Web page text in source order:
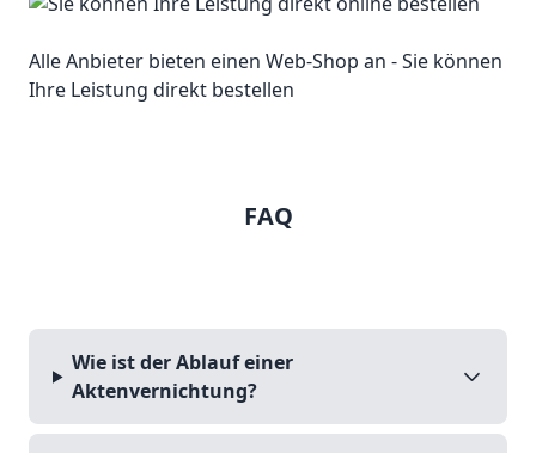
Alle Anbieter bieten einen Web-Shop an - Sie können
Ihre Leistung direkt bestellen
FAQ
Wie ist der Ablauf einer
Aktenvernichtung?